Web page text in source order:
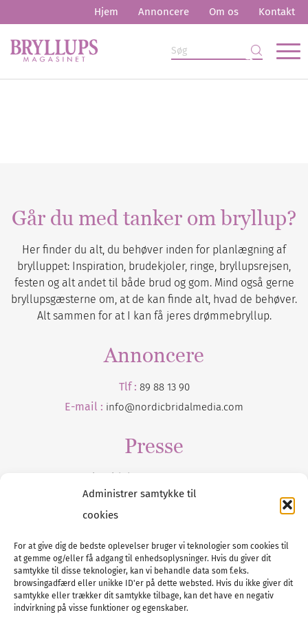
Administrer samtykke til
cookies
For at give dig de bedste oplevelser bruger vi teknologier som cookies til
at gemme og/eller få adgang til enhedsoplysninger. Hvis du giver dit
samtykke til disse teknologier, kan vi behandle data som f.eks.
browsingadfærd eller unikke ID'er på dette websted. Hvis du ikke giver dit
samtykke eller trækker dit samtykke tilbage, kan det have en negativ
indvirkning på visse funktioner og egenskaber.
Hjem Annoncere Om os Kontakt
Går du med tanker om bryllup?
Her finder du alt, du behøver inden for planlægning af
brylluppet: Inspiration, brudekjoler, ringe, bryllupsrejsen,
festen og alt andet til både brud og gom. Mind også gerne
bryllupsgæsterne om, at de kan finde alt, hvad de behøver.
Alt sammen for at I kan få jeres drømmebryllup.
Annoncere
Tlf : 89 88 13 90
E-mail : info@nordicbridalmedia.com
Presse
Tilmeld dig vores
Tel :89 88 13 90
E-post:info@nordicbridalmedia.com
Nordic Bridal Media